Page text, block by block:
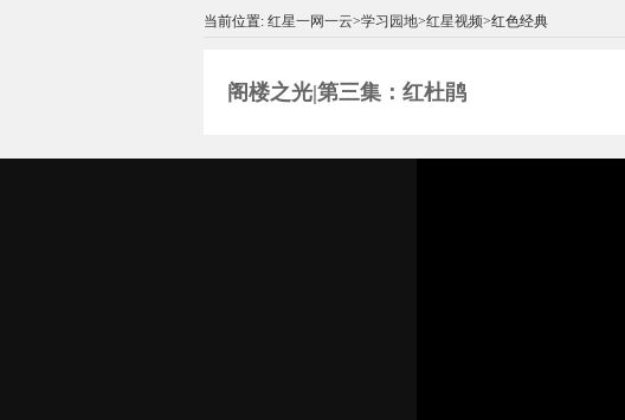
当前位置: 红星一网一云>学习园地>红星视频>红色经典
阁楼之光|第三集：红杜鹃